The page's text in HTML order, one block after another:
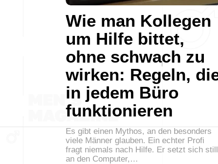
Wie man Kollegen
um Hilfe bittet,
ohne schwach zu
wirken: Regeln,
in jedem Büro
funktionieren
Es gibt einen Mythos, an den besonders
viele Männer glauben. Ein echter Profi
fragt niemals nach Hilfe. Er setzt sich still
an den Computer,…